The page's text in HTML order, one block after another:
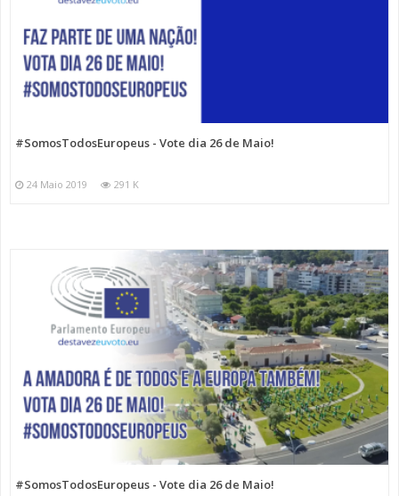
#SomosTodosEuropeus - Vote dia 26 de Maio!
24 Maio 2019 291 K
#SomosTodosEuropeus - Vote dia 26 de Maio!